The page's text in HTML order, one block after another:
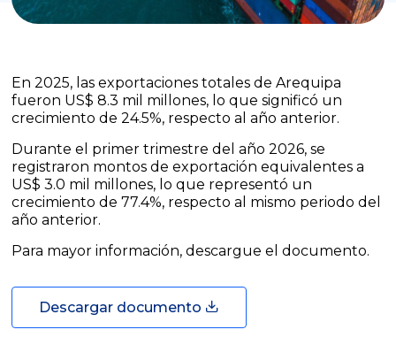
En 2025, las exportaciones totales de Arequipa
fueron US$ 8.3 mil millones, lo que significó un
crecimiento de 24.5%, respecto al año anterior.
Durante el primer trimestre del año 2026, se
registraron montos de exportación equivalentes a
US$ 3.0 mil millones, lo que representó un
crecimiento de 77.4%, respecto al mismo periodo del
año anterior.
Para mayor información, descargue el documento.
Descargar documento